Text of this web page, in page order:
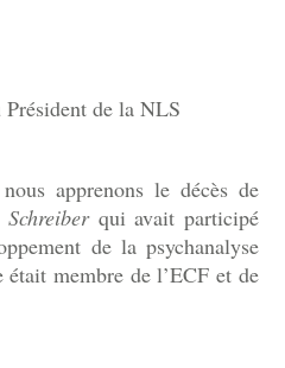
de la NLS
apprenons le décès de
qui avait participé
de la psychanalyse
membre de l’ECF et de